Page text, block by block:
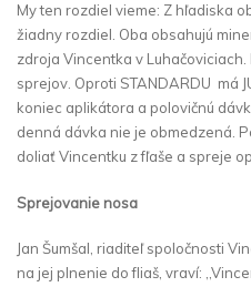
My ten rozdiel vieme: Z hľadiska
žiadny rozdiel. Oba obsahujú
zdroja Vincentka v
sprejov. Oproti STANDARDU má
koniec aplikátora a polovičnú
denná dávka nie je obmedzená.
doliať Vincentku z fľaše a spreje
Sprejovanie nosa
Jan Šumšal, riaditeľ spoločnosti
na jej plnenie do fliaš, vraví: